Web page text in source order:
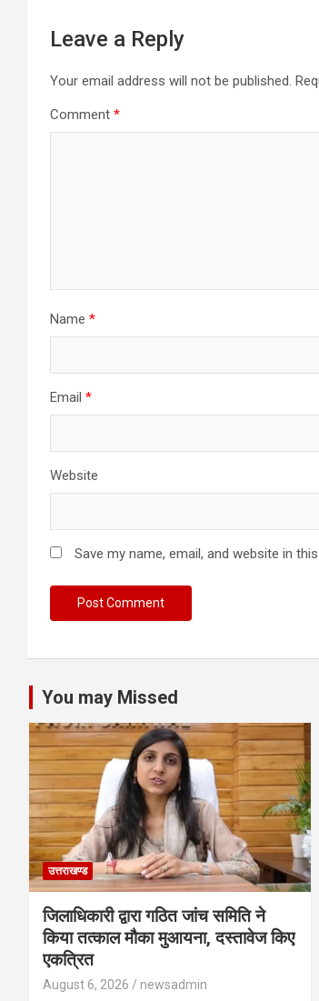
Leave a Reply
Your email address will not be published.
Comment *
Name *
Email *
Website
Save my name, email, and website in
You may Missed
उत्तराखण्ड
जिलाधिकारी द्वारा गठित जांच समिति ने
किया तत्काल मौका मुआयना, दस्तावेज किए
एकत्रित
August 6, 2026 newsadmin